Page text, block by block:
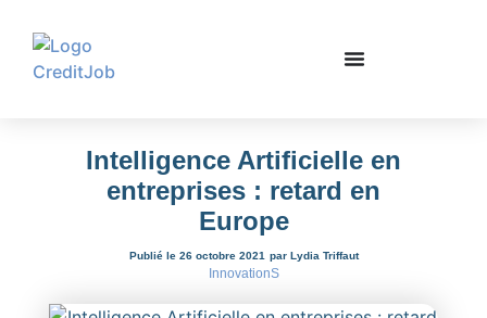
Intelligence Artificielle en
entreprises : retard en
Europe
Publié le 26 octobre 2021 par Lydia Triffaut
InnovationS